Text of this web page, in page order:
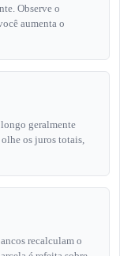
Observe o
aumenta o
geralmente
os juros totais,
recalculam o